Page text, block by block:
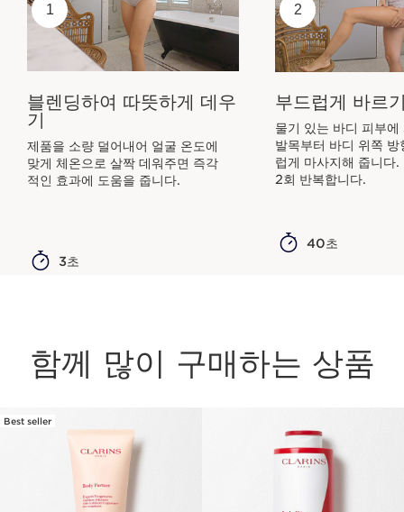
1
블렌딩하여 따뜻하게 데우
기
제품을 소량 덜어내어 얼굴 온도에
맞게 체온으로 살짝 데워주면 즉각
적인 효과에 도움을 줍니다.
3초
2
부드럽게 바르
물기 있는 바디 피부에
발목부터 바디 위쪽 방
럽게 마사지해 줍니다.
2회 반복합니다.
40초
함께 많이 구매하는 상품
컨텐츠로 이동하기
Best seller